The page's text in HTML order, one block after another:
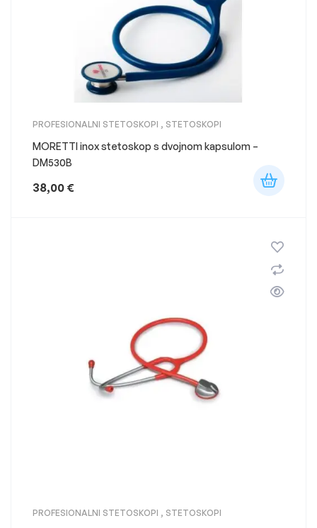
PROFESIONALNI STETOSKOPI , STETOSKOPI
MORETTI inox stetoskop s dvojnom kapsulom –
DM530B
38,00 €
PROFESIONALNI STETOSKOPI , STETOSKOPI